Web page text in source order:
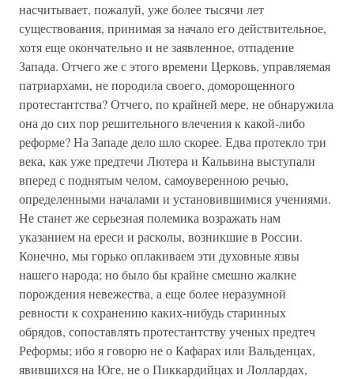
насчитывает, пожалуй, уже более тысячи лет
существования, принимая за начало его действительное,
хотя еще окончательно и не заявленное, отпадение
Запада. Отчего же с этого времени Церковь, управляемая
патриархами, не породила своего, доморощенного
протестантства? Отчего, по крайней мере, не обнаружила
она до сих пор решительного влечения к какой-либо
реформе? На Западе дело шло скорее. Едва протекло три
века, как уже предтечи Лютера и Кальвина выступали
вперед с поднятым челом, самоуверенною речью,
определенными началами и установившимися учениями.
Не станет же серьезная полемика возражать нам
указанием на ереси и расколы, возникшие в России.
Конечно, мы горько оплакиваем эти духовные язвы
нашего народа; но было бы крайне смешно жалкие
порождения невежества, а еще более неразумной
ревности к сохранению каких-нибудь старинных
обрядов, сопоставлять протестантству ученых предтеч
Реформы; ибо я говорю не о Кафарах или Вальденцах,
явившихся на Юге, не о Пиккардийцах и Лоллардах,